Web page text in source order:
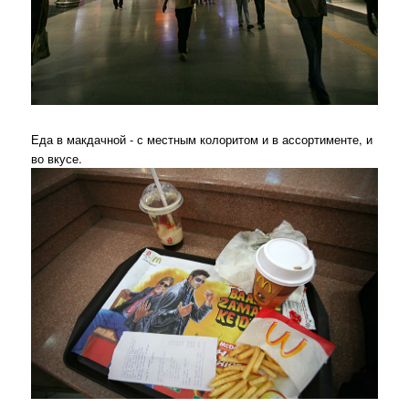
Еда в макдачной - с местным колоритом и в ассортименте, и
во вкусе.